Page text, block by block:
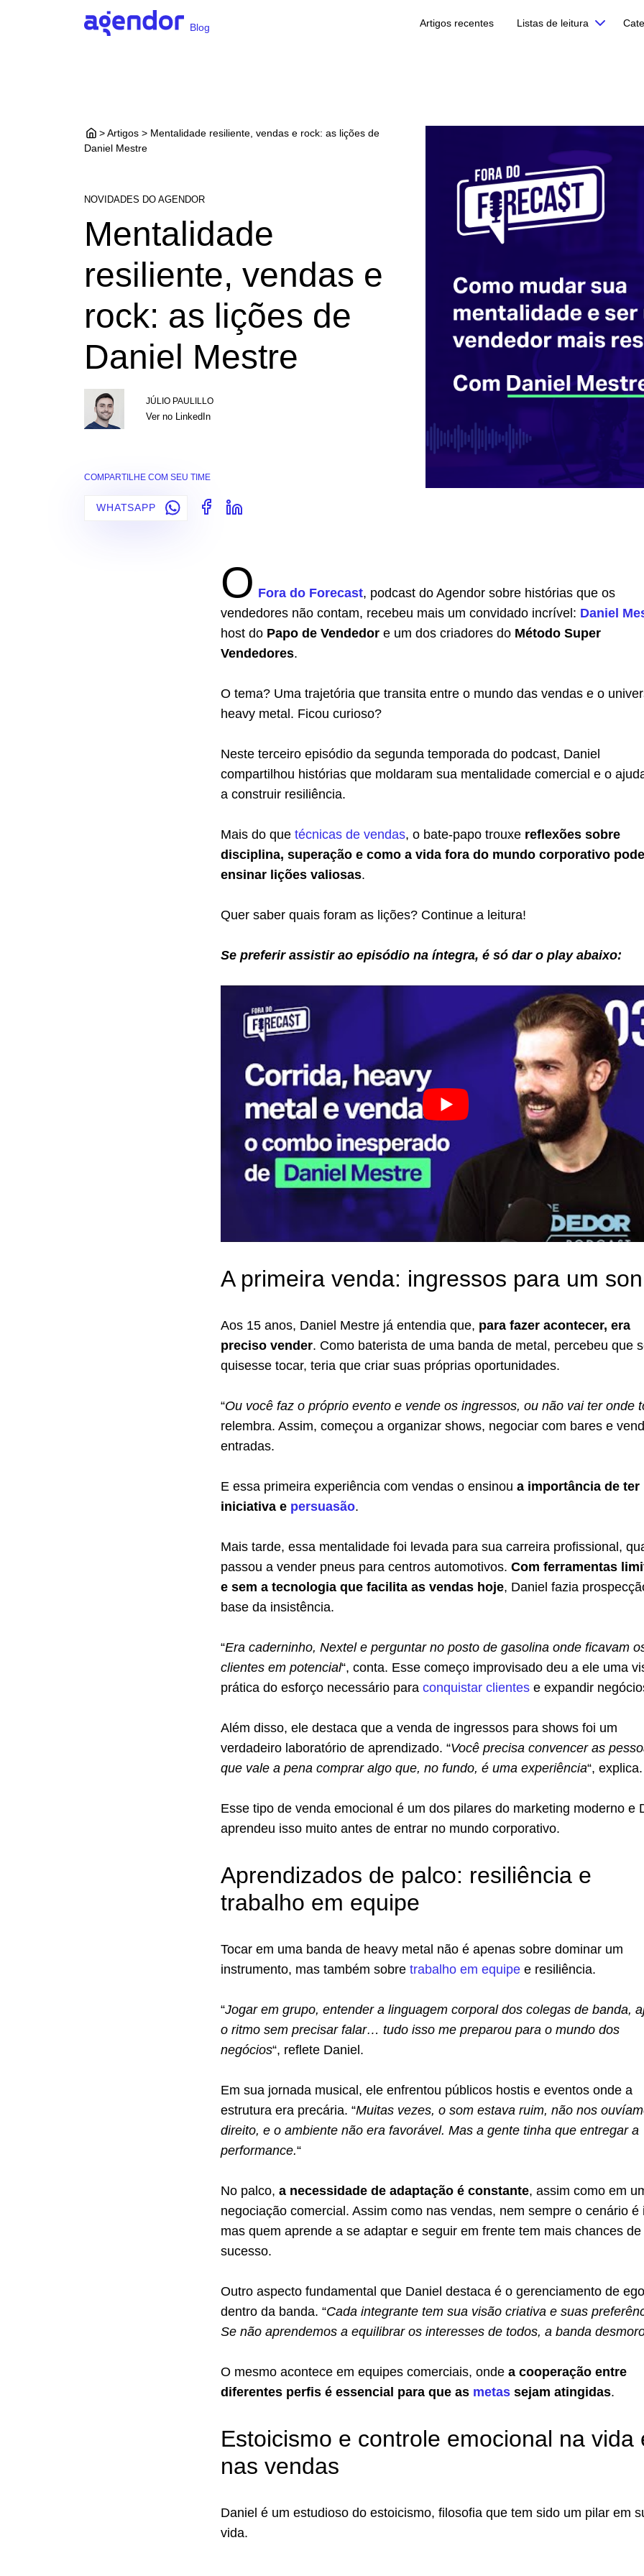
Blog Artigos recentes Listas de leitura
> Artigos > Mentalidade resiliente, vendas e rock: as lições de
Daniel Mestre
NOVIDADES DO AGENDOR
Mentalidade
resiliente, vendas e
rock: as lições de
Daniel Mestre
JÚLIO PAULILLO
Ver no LinkedIn
COMPARTILHE COM SEU TIME
WHATSAPP
O Fora do Forecast, podcast do Agendor sobre histórias que os
vendedores não contam, recebeu mais um convidado incrível: Daniel
host do Papo de Vendedor e um dos criadores do Método Super
Vendedores.
O tema? Uma trajetória que transita entre o mundo das vendas e o
heavy metal. Ficou curioso?
Neste terceiro episódio da segunda temporada do podcast, Daniel
compartilhou histórias que moldaram sua mentalidade comercial e o
a construir resiliência.
Mais do que técnicas de vendas, o bate-papo trouxe reflexões sobre
disciplina, superação e como a vida fora do mundo corporativo pode
ensinar lições valiosas.
Quer saber quais foram as lições? Continue a leitura!
Se preferir assistir ao episódio na íntegra, é só dar o play abaixo:
A primeira venda: ingressos para um
Aos 15 anos, Daniel Mestre já entendia que, para fazer acontecer, era
preciso vender. Como baterista de uma banda de metal, percebeu que
quisesse tocar, teria que criar suas próprias oportunidades.
“Ou você faz o próprio evento e vende os ingressos, ou não vai ter onde
relembra. Assim, começou a organizar shows, negociar com bares e
entradas.
E essa primeira experiência com vendas o ensinou a importância de ter
iniciativa e persuasão.
Mais tarde, essa mentalidade foi levada para sua carreira profissional,
passou a vender pneus para centros automotivos. Com ferramentas
e sem a tecnologia que facilita as vendas hoje, Daniel fazia
base da insistência.
“Era caderninho, Nextel e perguntar no posto de gasolina onde ficavam
clientes em potencial“, conta. Esse começo improvisado deu a ele uma
prática do esforço necessário para conquistar clientes e expandir
Além disso, ele destaca que a venda de ingressos para shows foi um
verdadeiro laboratório de aprendizado. “Você precisa convencer as
que vale a pena comprar algo que, no fundo, é uma experiência“, explica.
Esse tipo de venda emocional é um dos pilares do marketing moderno e
aprendeu isso muito antes de entrar no mundo corporativo.
Aprendizados de palco: resiliência e
trabalho em equipe
Tocar em uma banda de heavy metal não é apenas sobre dominar um
instrumento, mas também sobre trabalho em equipe e resiliência.
“Jogar em grupo, entender a linguagem corporal dos colegas de banda,
o ritmo sem precisar falar… tudo isso me preparou para o mundo dos
negócios“, reflete Daniel.
Em sua jornada musical, ele enfrentou públicos hostis e eventos onde a
estrutura era precária. “Muitas vezes, o som estava ruim, não nos
direito, e o ambiente não era favorável. Mas a gente tinha que entregar a
performance.“
No palco, a necessidade de adaptação é constante, assim como em
negociação comercial. Assim como nas vendas, nem sempre o cenário é
mas quem aprende a se adaptar e seguir em frente tem mais chances de
sucesso.
Outro aspecto fundamental que Daniel destaca é o gerenciamento de
dentro da banda. “Cada integrante tem sua visão criativa e suas
Se não aprendemos a equilibrar os interesses de todos, a banda
O mesmo acontece em equipes comerciais, onde a cooperação entre
diferentes perfis é essencial para que as metas sejam atingidas.
Estoicismo e controle emocional na vida
nas vendas
Daniel é um estudioso do estoicismo, filosofia que tem sido um pilar em
vida.